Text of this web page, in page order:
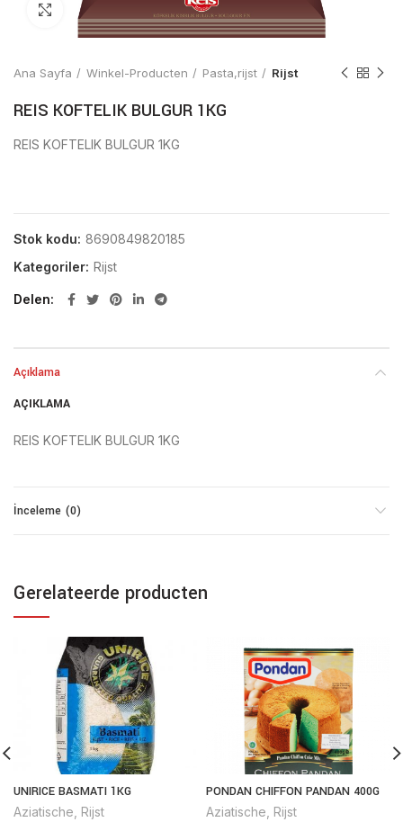
Click to enlarge
Ana Sayfa Winkel-Producten Pasta,rijst Rijst
REIS KOFTELIK BULGUR 1KG
REIS KOFTELIK BULGUR 1KG
Stok kodu: 8690849820185
Kategoriler: Rijst
Delen
Açıklama
AÇIKLAMA
REIS KOFTELIK BULGUR 1KG
İnceleme (0)
Gerelateerde producten
UNIRICE BASMATI 1KG
Aziatische Rijst
PONDAN CHIFFON PANDAN 400G
Aziatische Rijst